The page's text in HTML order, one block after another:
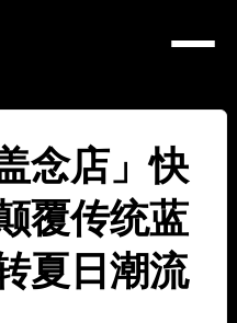
念店」快
覆传统蓝
夏日潮流